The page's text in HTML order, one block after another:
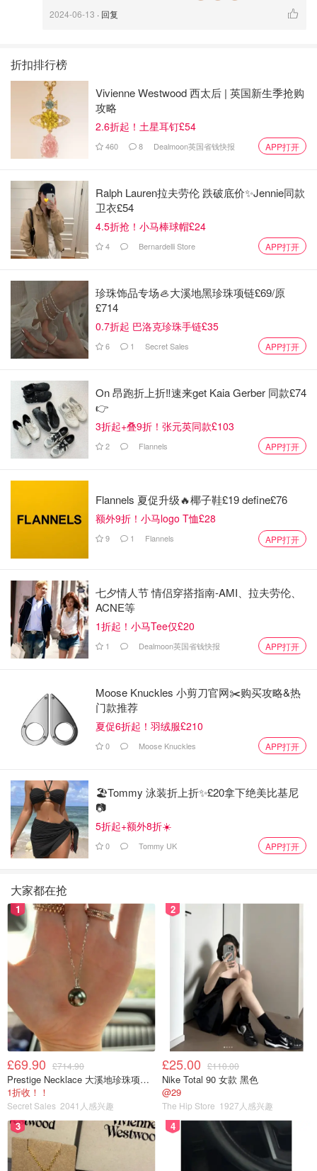
Day2: 米拉之家 —— 巴特罗之家—— 圣家堂
如果不想特别累就按照我说的这个流程逛，逛完去好好吃个
饭，回酒店休息
高迪三件套，每个都需要花费至少2个小时才能逛完，提前
在飞🐷或者🍑上买票，需要确定好进去的时间，切记不要迟
纪念品都有卖，在米拉之家最全！晚上都开门～
2024-06-13 · 回复
折扣排行榜
Vivienne Westwood 西太后 | 英国新生季抢购
攻略
2.6折起！土星耳钉£54
460 8 Dealmoon英国省钱快报 APP打开
Ralph Lauren拉夫劳伦 跌破底价✨Jennie同款
卫衣£54
4.5折抢！小马棒球帽£24
4 Bernardelli Store APP打开
珍珠饰品专场🦪大溪地黑珍珠项链£69/原
£714
0.7折起 巴洛克珍珠手链£35
6 1 Secret Sales APP打开
On 昂跑折上折‼️速来get Kaia Gerber 同款£74
👉
3折起+叠9折！张元英同款£103
2 Flannels APP打开
Flannels 夏促升级🔥椰子鞋£19 define£76
额外9折！小马logo T恤£28
9 1 Flannels APP打开
七夕情人节 情侣穿搭指南-AMI、拉夫劳伦、
ACNE等
1折起！小马Tee仅£20
1 Dealmoon英国省钱快报 APP打开
Moose Knuckles 小剪刀官网✂️购买攻略&热
门款推荐
夏促6折起！羽绒服£210
0 Moose Knuckles APP打开
🏖️Tommy 泳装折上折✨£20拿下绝美比基尼
📷
5折起+额外8折☀️
0 Tommy UK APP打开
大家都在抢
1
£69.90 £714.90
Prestige Necklace 大溪地珍珠项链 10-11mm
1折收！！
Secret Sales 2041人感兴趣
2
£25.00 £110.00
Nike Total 90 女款 黑色
@29
The Hip Store 1927人感兴趣
3 4